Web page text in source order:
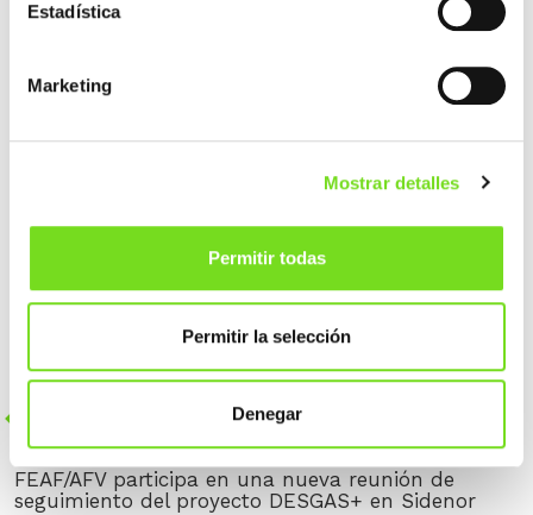
Estadística
Marketing
Mostrar detalles
Permitir todas
Permitir la selección
Denegar
Guía para el control de los riesgos por
exposición a la sílice cristalina respirable en
el sector de las fundiciones
Paginación
de
entradas
Página 1 … Página 16
NOTICIAS RECIENTES
FEAF/AFV participa en una nueva reunión de
seguimiento del proyecto DESGAS+ en Sidenor